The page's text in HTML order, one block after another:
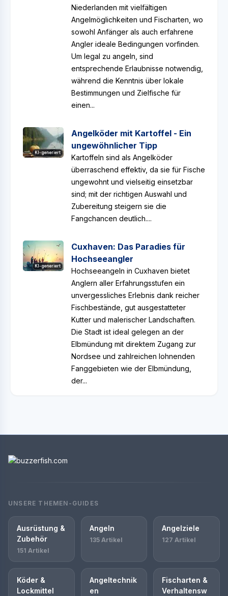
Niederlanden mit vielfältigen
Angelmöglichkeiten und Fischarten, wo
sowohl Anfänger als auch erfahrene
Angler ideale Bedingungen vorfinden.
Um legal zu angeln, sind
entsprechende Erlaubnisse notwendig,
während die Kenntnis über lokale
Bestimmungen und Zielfische für
einen...
KI-generiert
Angelköder mit Kartoffel - Ein
ungewöhnlicher Tipp
Kartoffeln sind als Angelköder
überraschend effektiv, da sie für Fische
ungewohnt und vielseitig einsetzbar
sind; mit der richtigen Auswahl und
Zubereitung steigern sie die
Fangchancen deutlich....
KI-generiert
Cuxhaven: Das Paradies für
Hochseeangler
Hochseeangeln in Cuxhaven bietet
Anglern aller Erfahrungsstufen ein
unvergessliches Erlebnis dank reicher
Fischbestände, gut ausgestatteter
Kutter und malerischer Landschaften.
Die Stadt ist ideal gelegen an der
Elbmündung mit direktem Zugang zur
Nordsee und zahlreichen lohnenden
Fanggebieten wie der Elbmündung,
der...
UNSERE THEMEN-GUIDES
Ausrüstung &
Zubehör
151 Artikel
Angeln
135 Artikel
Angelziele
127 Artikel
Köder &
Lockmittel
Angeltechnik
en
Fischarten &
Verhaltensw